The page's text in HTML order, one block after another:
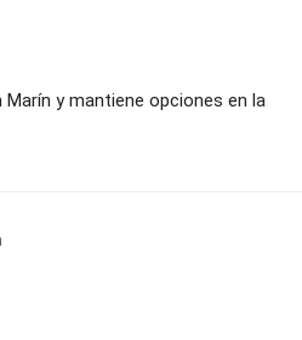
y mantiene opciones en la